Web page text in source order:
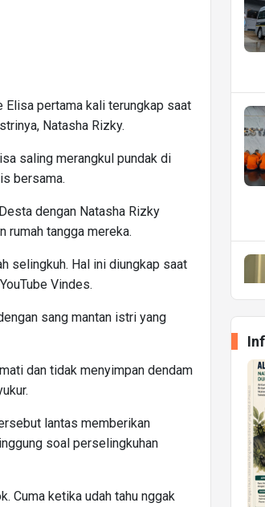
Elisa pertama kali terungkap saat
Natasha Rizky.
saling merangkul pundak di
bersama.
dengan Natasha Rizky
rumah tangga mereka.
selingkuh. Hal ini diungkap saat
Vindes.
sang mantan istri yang
dan tidak menyimpan dendam
lantas memberikan
soal perselingkuhan
Cuma ketika udah tahu nggak